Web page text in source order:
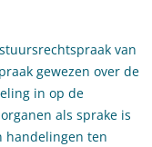
van
gewezen over de
in op de
als sprake is
handelingen ten